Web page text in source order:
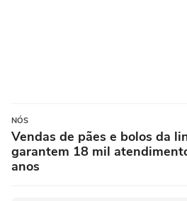
NÓS
Vendas de pães e bolos da
garantem 18 mil
anos